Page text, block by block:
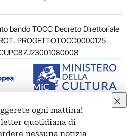
bando TOCC Decreto Direttoriale
PROGETTOTOCC0000125
Corso Vittorio Emanuele II, 287 –
dei dati personali
ogni mattina!
quotidiana di
nessuna notizia